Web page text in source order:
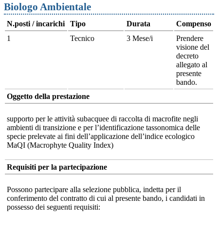
Biologo Ambientale
N.posti / incarichi Tipo Durata
Compenso
1
Tecnico 3 Mese/i
Prendere
visione del
decreto
allegato al
presente
bando.
Oggetto della prestazione
supporto per le attività subacquee di raccolta di macrofite negli
ambienti di transizione e per l’identificazione tassonomica delle
specie prelevate ai fini dell’applicazione dell’indice ecologico
MaQI (Macrophyte Quality Index)
Requisiti per la partecipazione
Possono partecipare alla selezione pubblica, indetta per il
conferimento del contratto di cui al presente bando, i candidati in
possesso dei seguenti requisiti: